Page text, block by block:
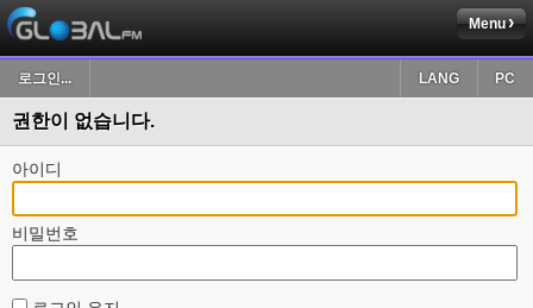
Menu
로그인... PC
LANG
권한이 없습니다.
아이디
비밀번호